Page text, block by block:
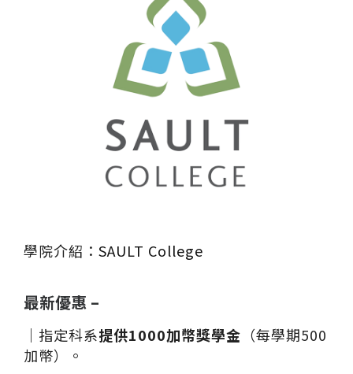
學院介紹： SAULT College
最新優惠 –
｜ 指定科系提供1000加幣獎學金 （每學期500
加幣）。